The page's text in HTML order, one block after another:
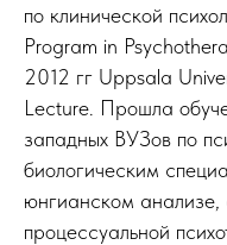
по клинической
Program in
2012 гг Uppsala
Lecture. Прошла
западных ВУЗов по
биологическим
юнгианском анализе,
процессуальной